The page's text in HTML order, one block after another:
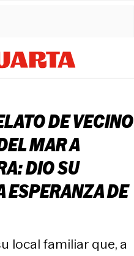
DE VECINO
MAR A
DIO SU
ESPERANZA DE
local familiar que, a